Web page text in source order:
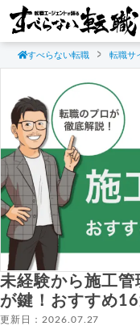
すべらない転職 転職サ
未経験から施工管
が鍵！おすすめ
更新日：2026.07.27